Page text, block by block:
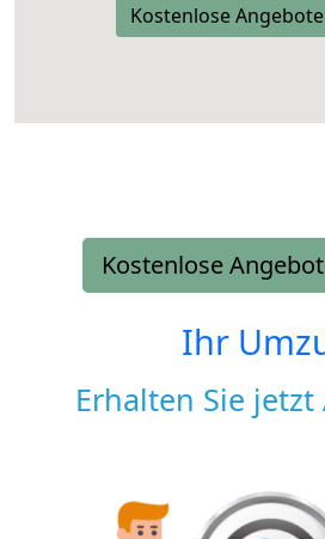
Kostenlose
Kostenlose
Ihr
Erhalten Sie